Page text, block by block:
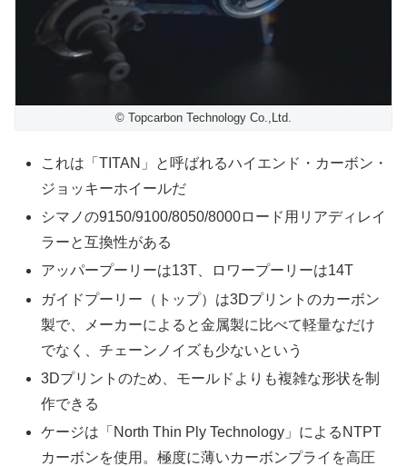
© Topcarbon Technology Co.,Ltd.
これは「TITAN」と呼ばれるハイエンド・カーボン・
ジョッキーホイールだ
シマノの9150/9100/8050/8000ロード用リアディレイ
ラーと互換性がある
アッパープーリーは13T、ロワープーリーは14T
ガイドプーリー（トップ）は3Dプリントのカーボン
製で、メーカーによると金属製に比べて軽量なだけ
でなく、チェーンノイズも少ないという
3Dプリントのため、モールドよりも複雑な形状を制
作できる
ケージは「North Thin Ply Technology」によるNTPT
カーボンを使用。極度に薄いカーボンプライを高圧